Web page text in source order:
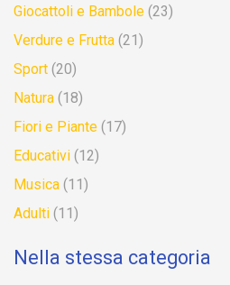
Giocattoli e Bambole (23)
Verdure e Frutta (21)
Sport (20)
Natura (18)
Fiori e Piante (17)
Educativi (12)
Musica (11)
Adulti (11)
Nella stessa categoria